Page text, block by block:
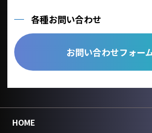
Cookie情報としましては、今後のより良い情報
個人情報のご入力は任意ですが、正しく入力さ
国華電機株式会社
各種お問い合わせ
お問い合わせフォー
HOME